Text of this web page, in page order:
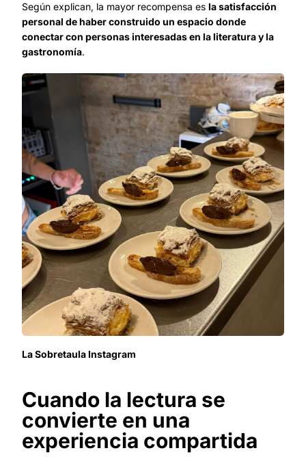
Según explican, la mayor recompensa es la satisfacción
personal de haber construido un espacio donde
conectar con personas interesadas en la literatura y la
gastronomía.
La Sobretaula Instagram
Cuando la lectura se
convierte en una
experiencia compartida